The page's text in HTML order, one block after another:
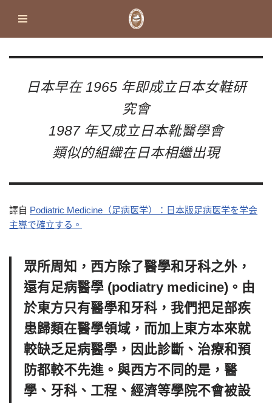
content
日本早在 1965 年即成立日本女鞋研
究會
1987 年又成立日本靴醫學會
類似的組織在日本相繼出現
譯自 Podiatric Medicine（足病医学）：日本版足病医学を学会
主導で確立する。
眾所周知，西方除了醫學和牙科之外，
還有足病醫學 (podiatry medicine)。由
於東方只有醫學和牙科，我們把足部疾
患歸類在醫學領域，而加上東方本來就
較缺乏足病醫學，因此診斷、治療和預
防都較不先進。與西方不同的是，醫
學、牙科、工程、經濟等學院不會被設